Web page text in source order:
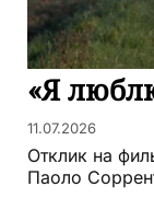
«Я
11.07.2026
Отклик на
Паоло